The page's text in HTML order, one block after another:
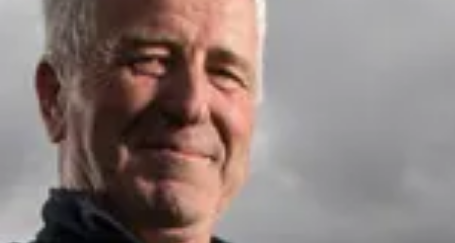
Cantine da visitare e degustazioni vini Sud Ouest
Cantine da visitare e degustazioni vini Valle della Loira
Cantine da visitare e degustazioni vini Valle del Rodano
Cantine da visitare e degustazioni vini Beaune
Cantine da visitare e degustazioni vini Chablis
Cantine da visitare e degustazioni vini Cognac
Cantine da visitare e degustazioni vini Colmar
Cantine da visitare e degustazioni champagne Epernay
Cantine da visitare e degustazioni vini Nizza
Cantine da visitare e degustazioni champagne Reims
Cantine da visitare e degustazioni vini Saint Emilion
Champagne Canard-Duchêne